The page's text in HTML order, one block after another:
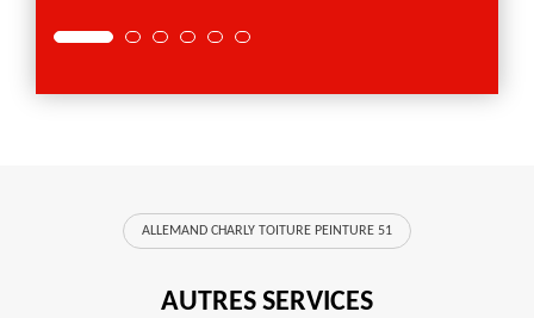
ALLEMAND CHARLY TOITURE PEINTURE 51
AUTRES SERVICES